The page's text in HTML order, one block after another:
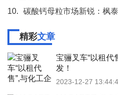
10.
碳酸钙母粒市场新锐：枫泰
精彩文章
宝骊叉车“以租代
发！
2023-12-27